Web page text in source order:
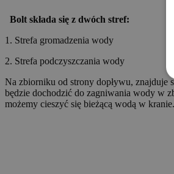
Bolt składa się z dwóch stref:
1. Strefa gromadzenia wody
2. Strefa podczyszczania wody
Na zbiorniku od strony dopływu, znajduje
będzie dochodzić do zagniwania wody w
możemy cieszyć się bieżącą wodą w kranie.